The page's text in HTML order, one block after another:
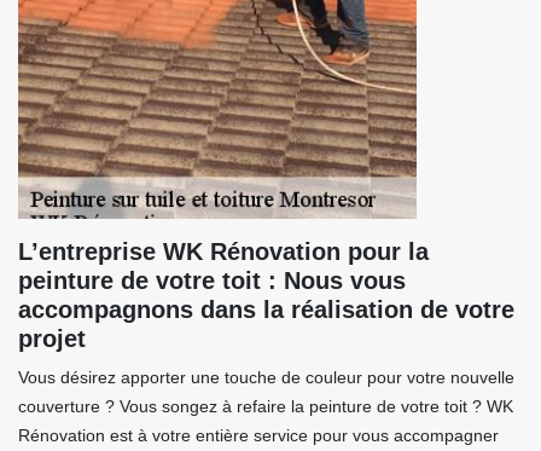
L’entreprise WK Rénovation pour la
peinture de votre toit : Nous vous
accompagnons dans la réalisation de votre
projet
Vous désirez apporter une touche de couleur pour votre nouvelle
couverture ? Vous songez à refaire la peinture de votre toit ? WK
Rénovation est à votre entière service pour vous accompagner